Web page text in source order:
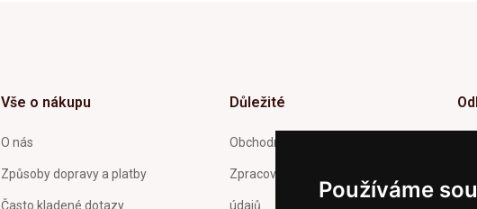
Používáme
Vše o nákupu
O nás
Způsoby dopravy a platby
Často kladené dotazy
Důležité
Obchodní podmínky
Zpracování a ochrana osobních
údajů